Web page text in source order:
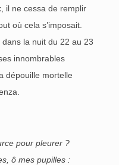
il ne cessa de remplir
où cela s’imposait.
la nuit du 22 au 23
innombrables
dépouille mortelle
pour pleurer ?
ô mes pupilles :